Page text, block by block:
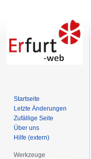
Startseite
Letzte Änderungen
Zufällige Seite
Über uns
Hilfe (extern)
Werkzeuge